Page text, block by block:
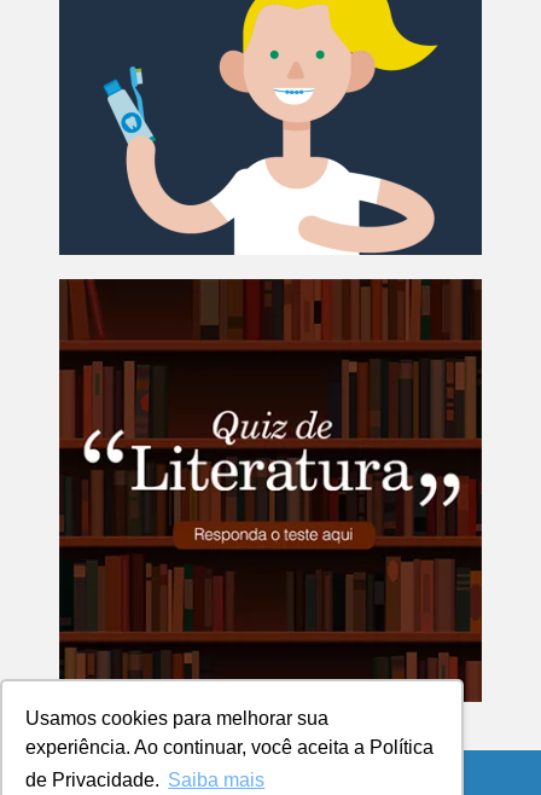
Usamos cookies para melhorar sua
experiência. Ao continuar, você aceita a Política
de Privacidade. Saiba mais